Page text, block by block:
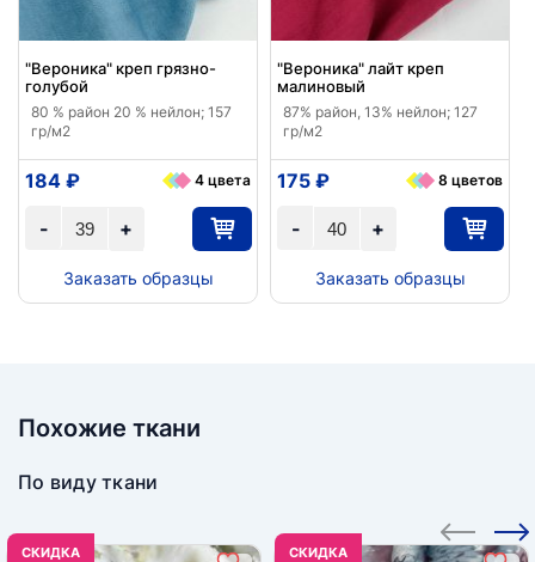
"Вероника" креп грязно-
голубой
80 % район 20 % нейлон; 157
гр/м2
+
-
184 ₽ 4 цвета
Заказать образцы
"Вероника" лайт креп
малиновый
87% район, 13% нейлон; 127
гр/м2
+
-
175 ₽ 8 цветов
Заказать образцы
Похожие ткани
По виду ткани
CКИДКА CКИДКА